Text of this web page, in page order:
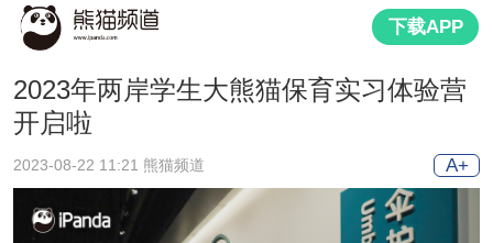
下载APP
2023年两岸学生大熊猫保育实习体验营
开启啦
2023-08-22 11:21 熊猫频道 A+